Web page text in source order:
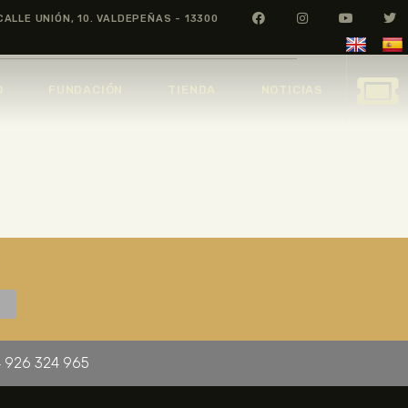
UNIÓN, 10. VALDEPEÑAS - 13300
926 324 965